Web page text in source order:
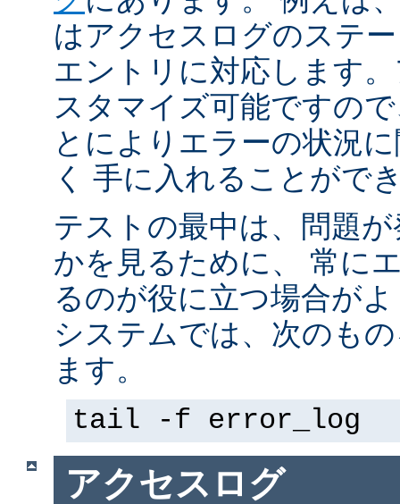
はアクセスログのステ
エントリに対応します
スタマイズ可能ですの
とによりエラーの状況
く 手に入れることがで
テストの最中は、問題
かを見るために、 常に
るのが役に立つ場合が
システムでは、次のも
ます。
tail -f error_log
アクセスログ